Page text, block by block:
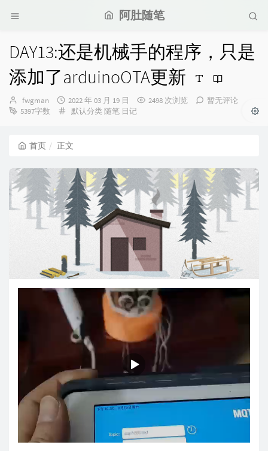
阿肚随笔
DAY13:还是机械手的程序，只是
添加了arduinoOTA更新
博
主：
fwgman
发
布
2022 年 03 月 19 日 2498 次浏览
暂无评论
5397字数
分
默认分类随笔 日记
首页 正文